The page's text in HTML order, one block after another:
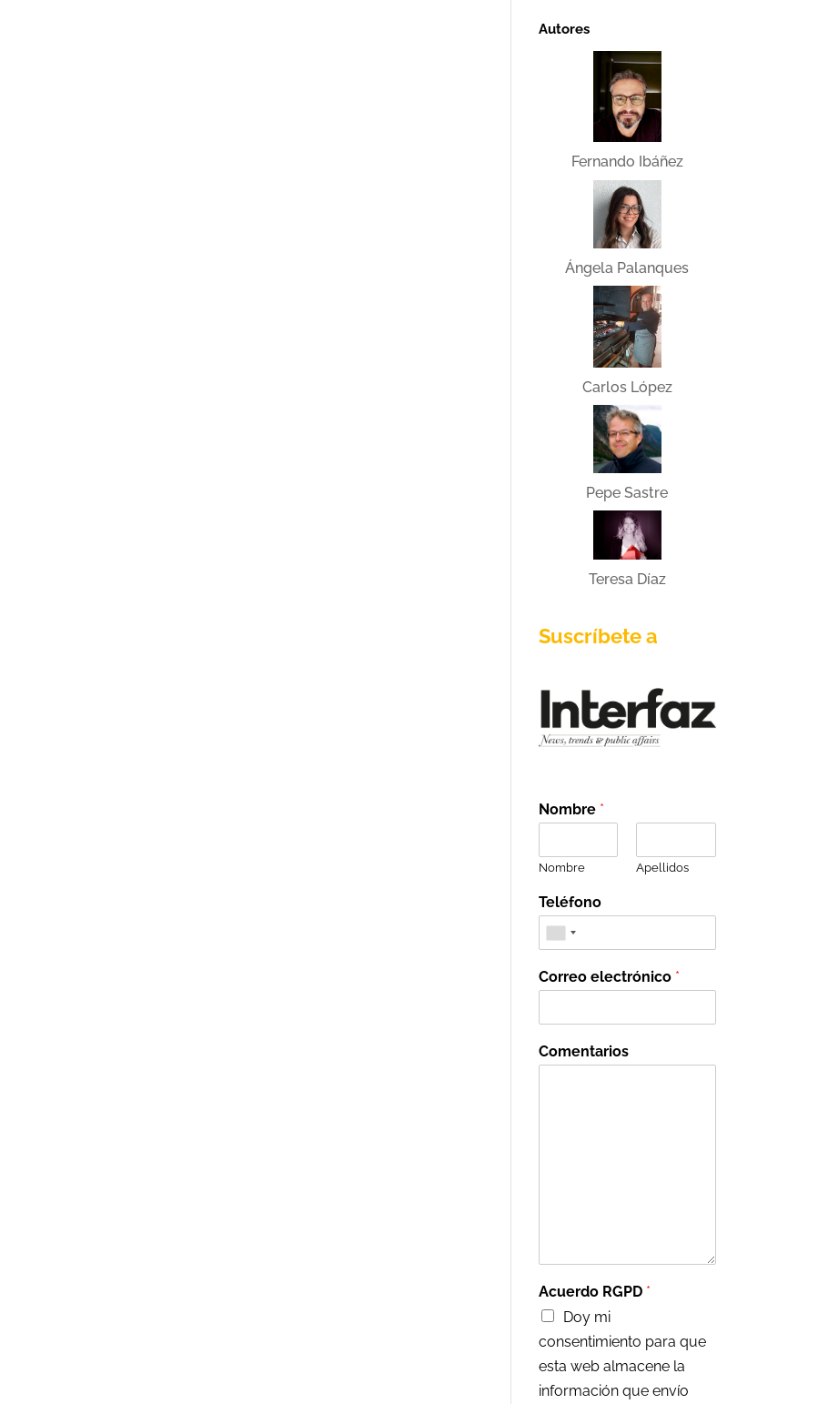
Autores
Fernando Ibáñez
Ángela Palanques
Carlos López
Pepe Sastre
Teresa Díaz
Suscríbete a
Nombre *
Nombre Apellidos
Teléfono
Correo electrónico *
Comentarios
Acuerdo RGPD *
Doy mi
consentimiento para que
esta web almacene la
información que envío